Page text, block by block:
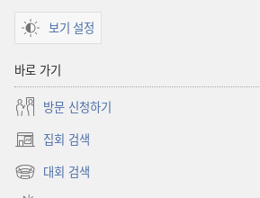
보기 설정
바로 가기
방문 신청하기
집회 검색
(새로운
창
대회 검색
(새로운